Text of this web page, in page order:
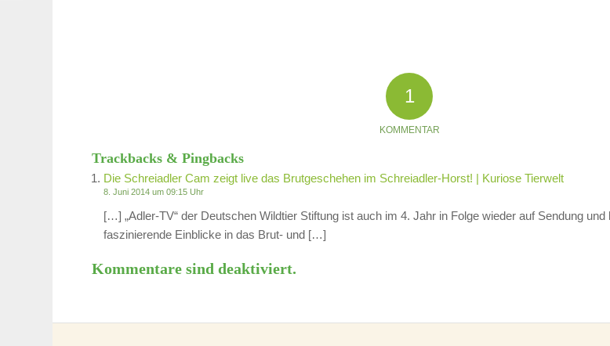
1
KOMMENTAR
Trackbacks & Pingbacks
Die Schreiadler Cam zeigt live das Brutgeschehen im Schreiadler-Horst! | Kuriose Tierwelt
8. Juni 2014 um 09:15 Uhr
[…] „Adler-TV“ der Deutschen Wildtier Stiftung ist auch im 4. Jahr in Folge wieder auf Sendung und
faszinierende Einblicke in das Brut- und […]
Kommentare sind deaktiviert.